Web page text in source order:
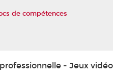
de compétences
- Jeux vidéo